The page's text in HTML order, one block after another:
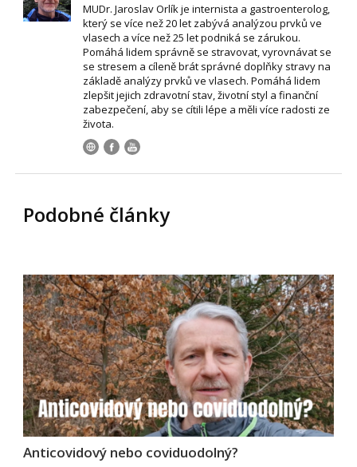
MUDr. Jaroslav Orlík je internista a gastroenterolog,
který se více než 20 let zabývá analýzou prvků ve
vlasech a více než 25 let podniká se zárukou.
Pomáhá lidem správně se stravovat, vyrovnávat se
se stresem a cíleně brát správné doplňky stravy na
základě analýzy prvků ve vlasech. Pomáhá lidem
zlepšit jejich zdravotní stav, životní styl a finanční
zabezpečení, aby se cítili lépe a měli více radosti ze
života.
Podobné články
Anticovidový nebo coviduodolný?